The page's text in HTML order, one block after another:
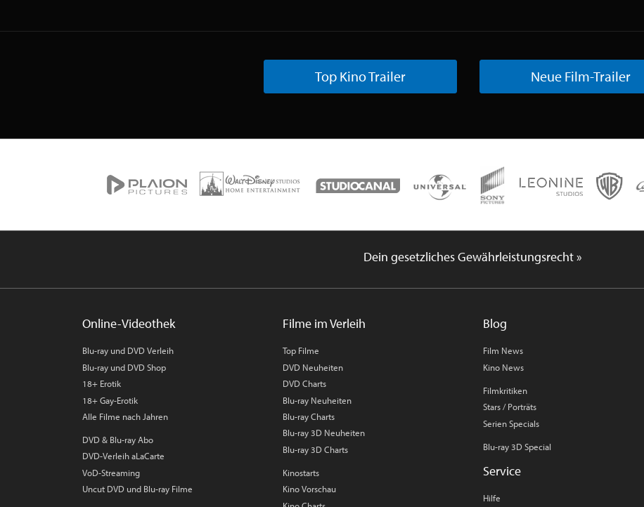
Top Kino Trailer Neue Film-Trailer
Dein gesetzliches Gewährleistungsrecht »
Online-Videothek
Blu-ray und DVD Verleih
Blu-ray und DVD Shop
18+ Erotik
18+ Gay-Erotik
Alle Filme nach Jahren
DVD & Blu-ray Abo
DVD-Verleih aLaCarte
VoD-Streaming
Uncut DVD und Blu-ray Filme
Filme im Verleih
Top Filme
DVD Neuheiten
DVD Charts
Blu-ray Neuheiten
Blu-ray Charts
Blu-ray 3D Neuheiten
Blu-ray 3D Charts
Kinostarts
Kino Vorschau
Blog
Film News
Kino News
Filmkritiken
Stars / Porträts
Serien Specials
Blu-ray 3D Special
Service
Hilfe